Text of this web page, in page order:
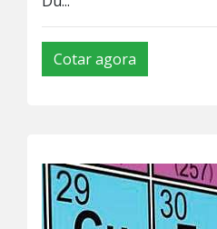
Cotar agora